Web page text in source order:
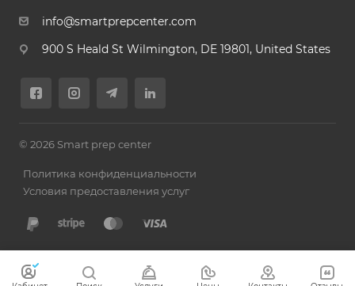
info@smartprepcenter.com
900 S Heald St Wilmington, DE 19801, United States
© 2026 Smart prep center
Политика конфиденциальности
Условия предоставления услуг